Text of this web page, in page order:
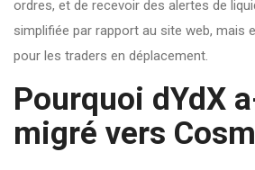
ordres, et de recevoir des alertes de
simplifiée par rapport au site web, mais
pour les traders en déplacement.
Pourquoi dYdX
migré vers